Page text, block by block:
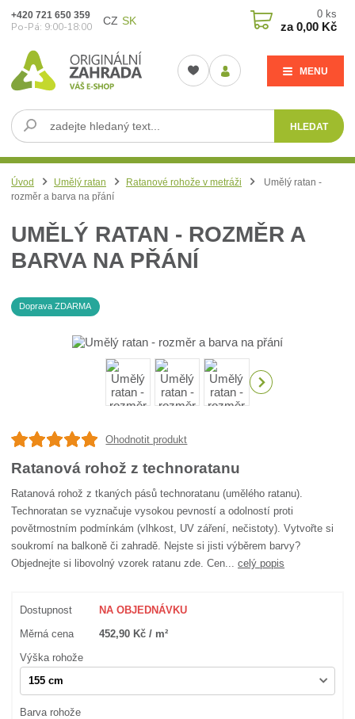
CZ SK
MENU
HLEDAT
+420 721 650 359
Po-Pá: 9:00-18:00
0 ks
za0,00 Kč
Úvod Umělý ratan Ratanové rohože v metráži
Umělý ratan -
rozměr a barva na přání
UMĚLÝ RATAN - ROZMĚR A
BARVA NA PŘÁNÍ
Doprava ZDARMA
Ohodnotit produkt
Ratanová rohož z technoratanu
Ratanová rohož z tkaných pásů technoratanu (umělého ratanu).
Technoratan se vyznačuje vysokou pevností a odolností proti
povětrnostním podmínkám (vlhkost, UV záření, nečistoty). Vytvořte si
soukromí na balkoně či zahradě. Nejste si jisti výběrem barvy?
Objednejte si libovolný vzorek ratanu zde. Cen...celý popis
Dostupnost NA OBJEDNÁVKU
Měrná cena 452,90 Kč / m²
Výška rohože
Barva rohože